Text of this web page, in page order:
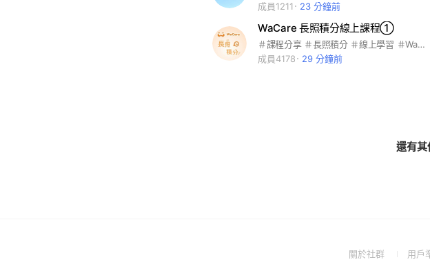
成員1211
23 分鐘前
WaCare 長照積分線上課程①
＃課程分享 ＃長照積分 ＃線上學習 ＃WaCare
成員4178
29 分鐘前
還有其
關於社群
(Open用戶